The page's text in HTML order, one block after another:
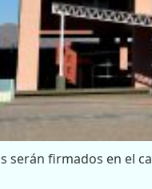
serán firmados en el